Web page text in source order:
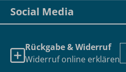
Social Media
Rückgabe & Widerruf
Widerruf online erklären